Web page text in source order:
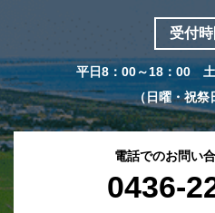
受付時
平日8：00～18：00
（日曜・祝祭
電話でのお問い
0436-